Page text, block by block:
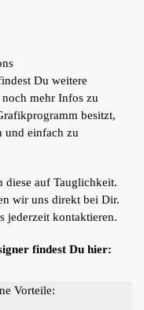
Du weitere
mehr Infos zu
besitzt,
und einfach zu
diese auf Tauglichkeit.
wir uns direkt bei Dir.
jederzeit kontaktieren.
findest Du hier:
Vorteile: